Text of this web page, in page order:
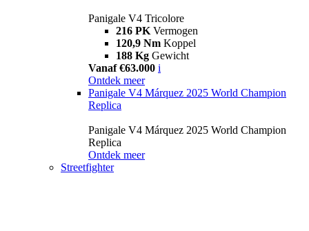
Panigale V4 Tricolore
216 PK Vermogen
120,9 Nm Koppel
188 Kg Gewicht
Vanaf €63.000 i
Ontdek meer
Panigale V4 Márquez 2025 World Champion
Replica
Panigale V4 Márquez 2025 World Champion
Replica
Ontdek meer
Streetfighter